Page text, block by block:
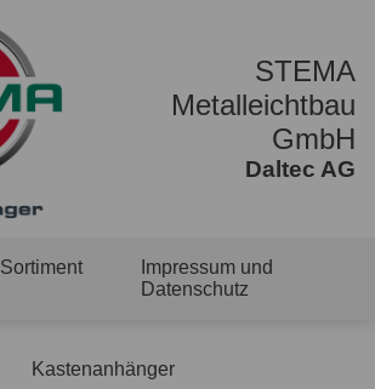
STEMA
Metalleichtbau
GmbH
Daltec AG
Sortiment
Impressum und
Datenschutz
Kastenanhänger